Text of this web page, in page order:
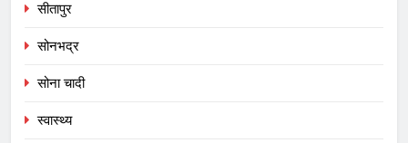
सीतापुर
सोनभद्र
सोना चादी
स्वास्थ्य